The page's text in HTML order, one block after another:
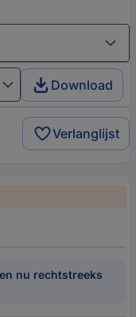
Download
Verlanglijst
nu rechtstreeks